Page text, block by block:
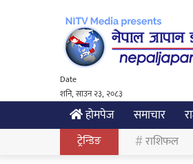
Date
शनि, साउन २३, २०८३
होमपेज समाचार
ट्रेन्डिङ राशिफल